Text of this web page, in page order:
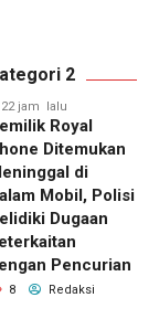
2
22 jam lalu
Royal
Ditemukan
di
Mobil, Polisi
Dugaan
Pencurian
8 Redaksi